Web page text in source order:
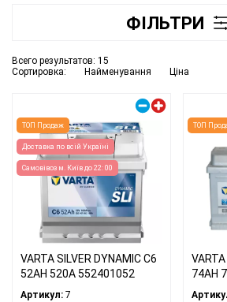
ФІЛЬТРИ
Сортировка: Найменування Ціна
Всего результатов: 15
ТОП Продаж
Доставка по всій Україні
Самовівоз м. Київ до 22: 00
VARTA SILVER DYNAMIC C6
52АH 520A 552401052
Артикул: 7
ТОП
74АH